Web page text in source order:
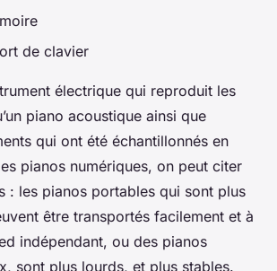
de clavier
électrique qui reproduit les
piano acoustique ainsi que
qui ont été échantillonnés en
pianos numériques, on peut citer
: les pianos portables qui sont plus
être transportés facilement et à
indépendant, ou des pianos
sont plus lourds, et plus stables.